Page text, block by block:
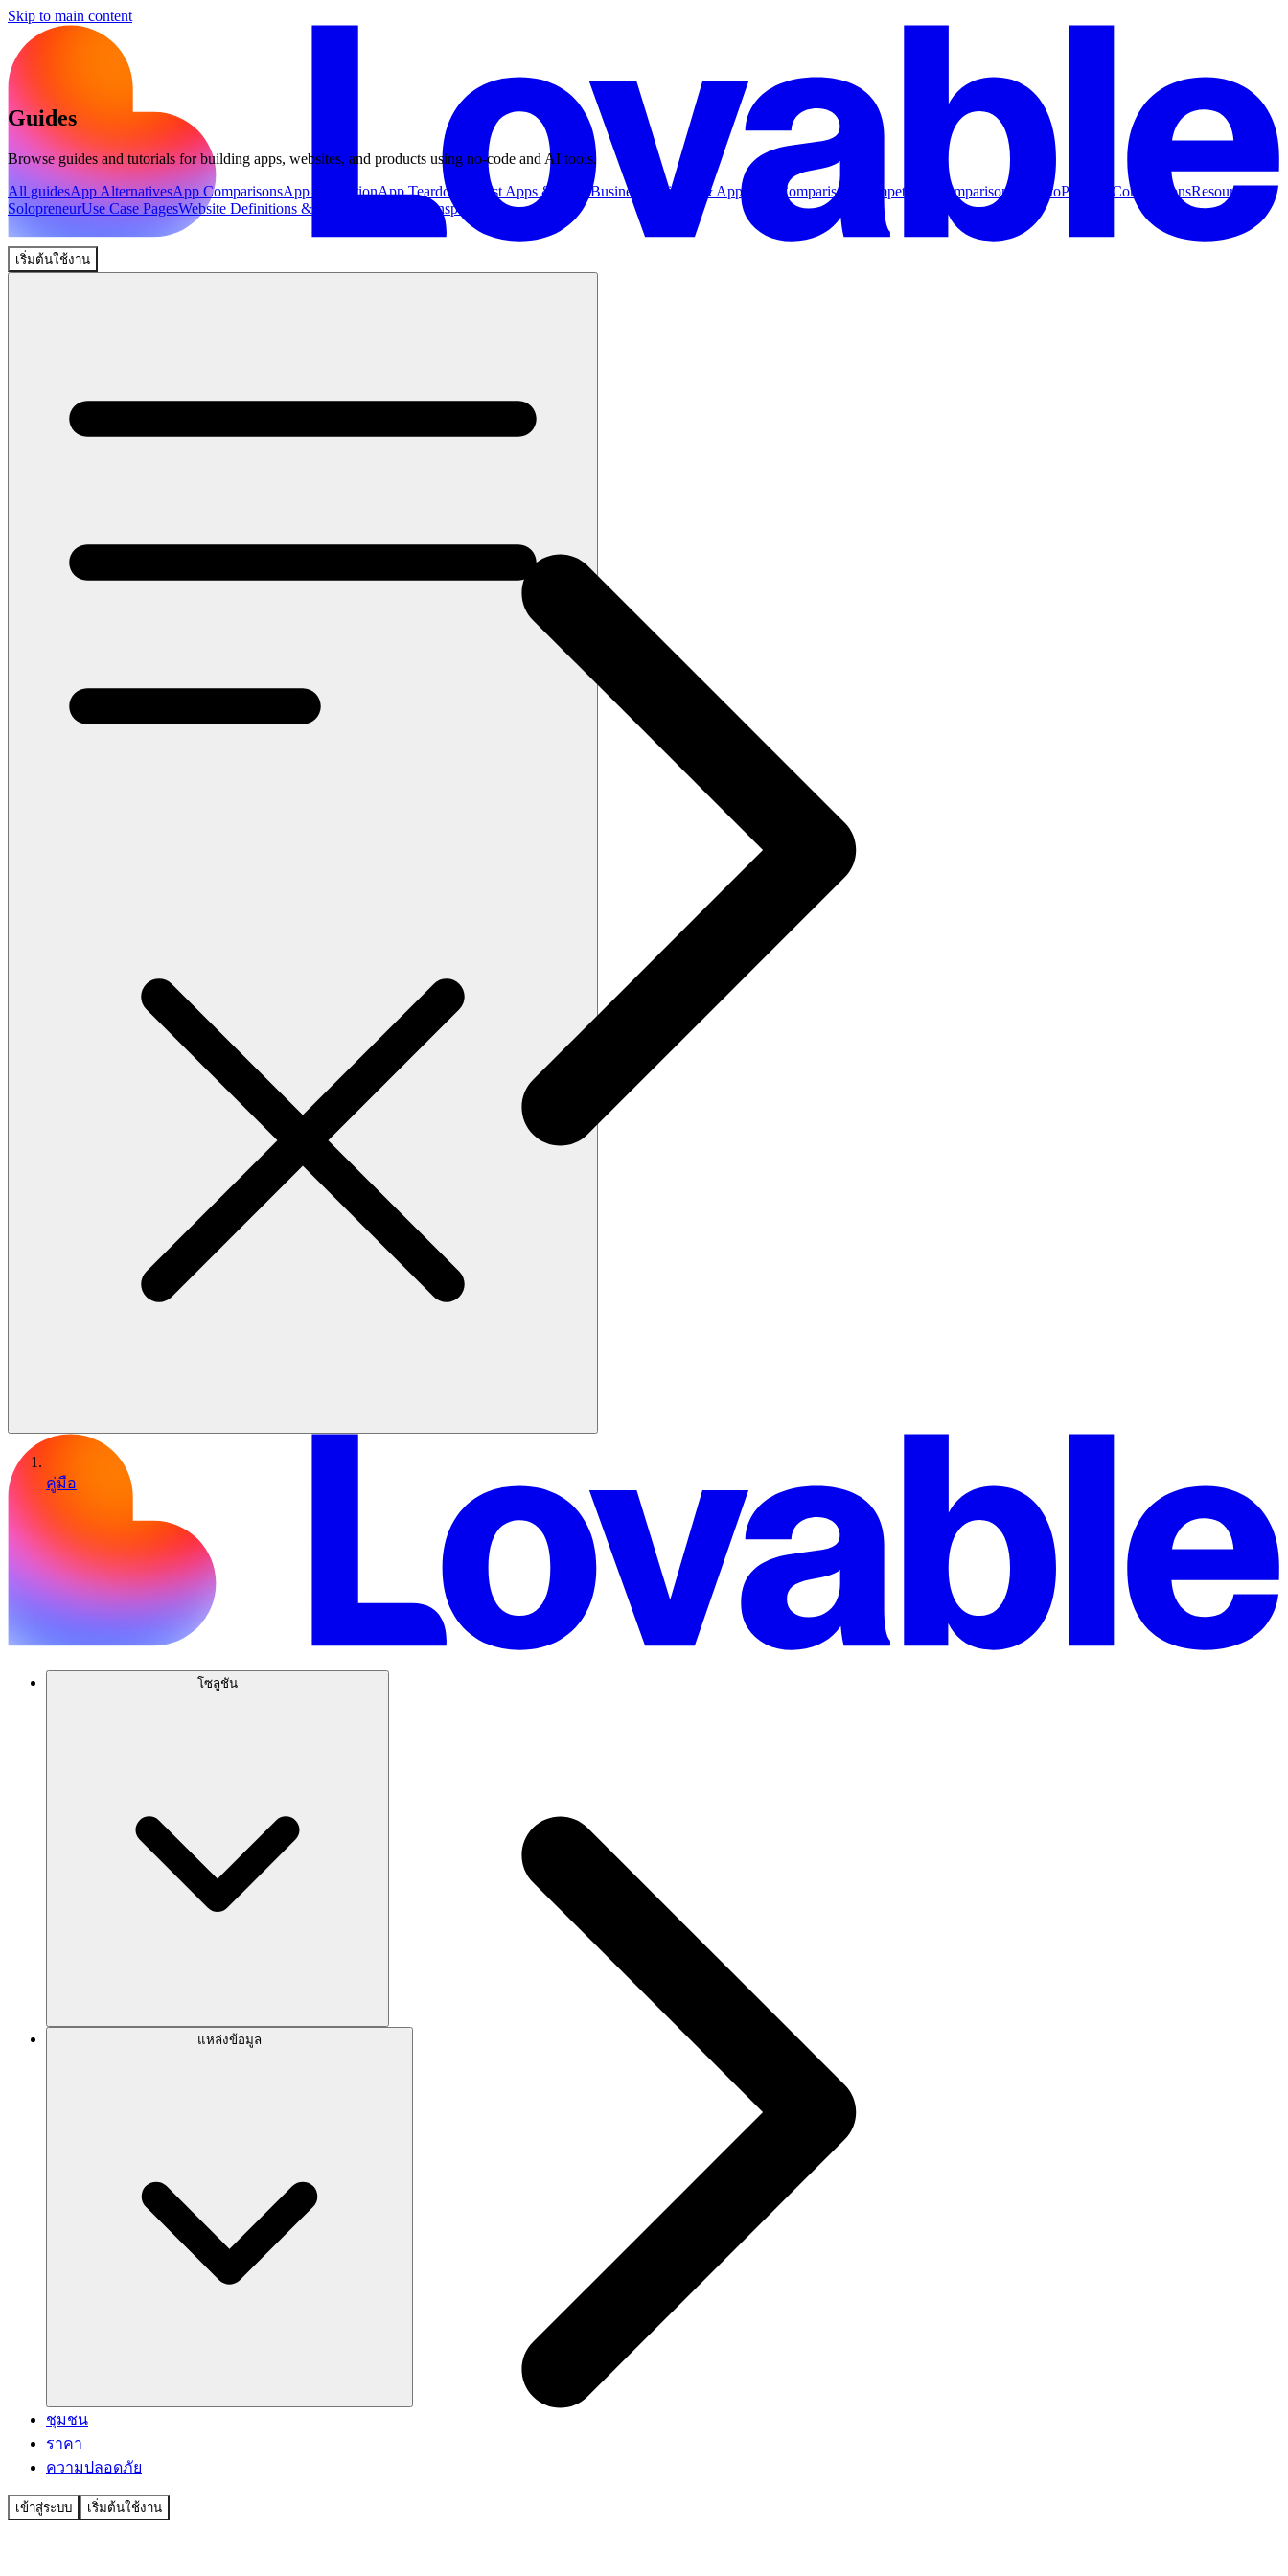
Skip to main content
เริ่มต้นใช้งาน
โซลูชัน
แหล่งข้อมูล
ชุมชน
ราคา
ความปลอดภัย
เข้าสู่ระบบ เริ่มต้นใช้งาน
Guides
Browse guides and tutorials for building apps, websites, and products using no-code and AI tools.
All guidesApp AlternativesApp ComparisonsApp InspirationApp Teardowns Best Apps & ToolsBusiness Business & App Ideas Comparisons Competitive Comparisons How toProduct ComparisonsResources for
SolopreneurUse Case PagesWebsite Definitions & Explainers Website Inspiration
คู่มือ